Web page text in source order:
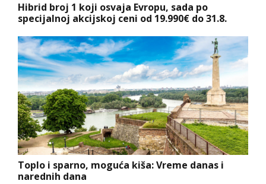
Hibrid broj 1 koji osvaja Evropu, sada po
specijalnoj akcijskoj ceni od 19.990€ do 31.8.
Toplo i sparno, moguća kiša: Vreme danas i
narednih dana